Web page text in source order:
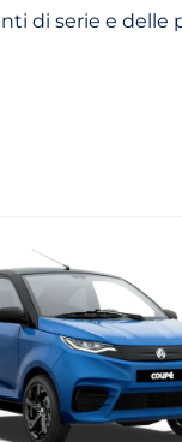
di serie e delle